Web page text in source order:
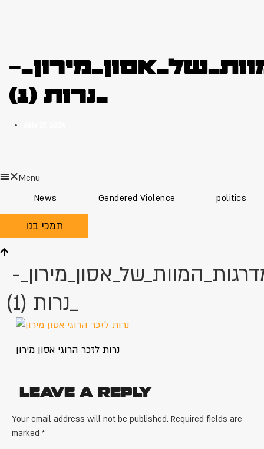
_נרות (1)
Menu
News
Gendered Violence politics
תמכי בנו
_נרות (1)
נרות לזכר הרוגי אסון מירון
Leave a Reply
Your email address will not be published. Required fields are
marked *